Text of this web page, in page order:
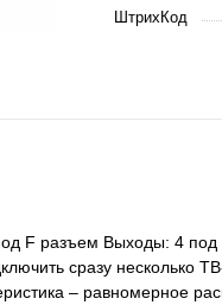
ШтрихКод
F разъем Выходы: 4
сразу несколько
– равномерное